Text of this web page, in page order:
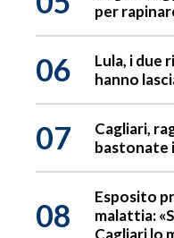
per
06
Lula, i due
hanno
07
Cagliari,
bastonate
08
Esposito
malattia:
Cagliari lo